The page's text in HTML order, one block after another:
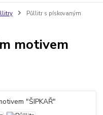
Půllitr s pískovaným
motivem